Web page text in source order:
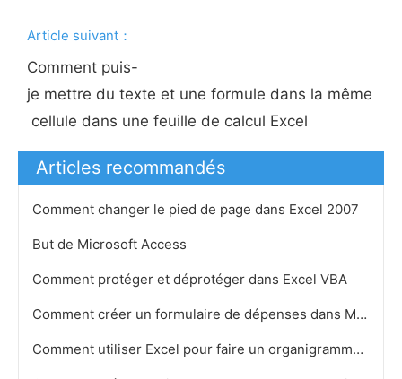
Article suivant：
Comment puis-
je mettre du texte et une formule dans la même
cellule dans une feuille de calcul Excel
Articles recommandés
Comment changer le pied de page dans Excel 2007
But de Microsoft Access
Comment protéger et déprotéger dans Excel VBA
Comment créer un formulaire de dépenses dans Microsoft Excel
Comment utiliser Excel pour faire un organigramme corporatif